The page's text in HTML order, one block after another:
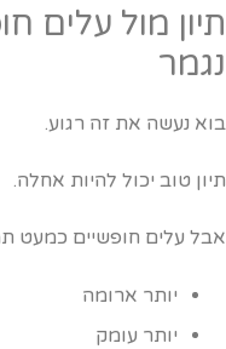
מול עלים
נעשה את זה רגוע.
טוב יכול להיות אחלה.
עלים חופשיים כמעט
יותר ארומה
יותר עומק